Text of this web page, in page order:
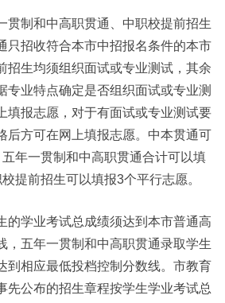
制和中高职贯通、中职校提前招生
只招收符合本市中招报名条件的本市
招生均须组织面试或专业测试，其余
专业特点确定是否组织面试或专业测
填报志愿，对于有面试或专业测试要
后方可在网上填报志愿。中本贯通可
年一贯制和中高职贯通合计可以填
提前招生可以填报3个平行志愿。
学业考试总成绩须达到本市普通高
，五年一贯制和中高职贯通录取学生
到相应最低投档控制分数线。市教育
先公布的招生章程按学生学业考试总